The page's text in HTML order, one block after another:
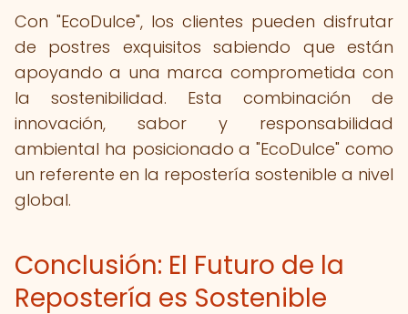
Con "EcoDulce", los clientes pueden disfrutar
de postres exquisitos sabiendo que están
apoyando a una marca comprometida con
la sostenibilidad. Esta combinación de
innovación, sabor y responsabilidad
ambiental ha posicionado a "EcoDulce" como
un referente en la repostería sostenible a nivel
global.
Conclusión: El Futuro de la
Repostería es Sostenible